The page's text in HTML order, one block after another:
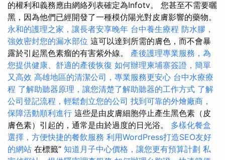
的權利和義務應由網絡列表確定為Infotv。 您甚至不需要曬
黑，因為他們已經開發了一種模仿陽光對皮膚影響的藥物。
永和的護理之家，讓長者安享晚年 台中養生療程 防水膠，
強效密封您的漏水部位 這可以達到所需的膚色，而不會暴
露於引起黑色素瘤的有害紫外線。 產後護理專業服務，為
您提供健康、舒適的產後恢復 如何辦理柬埔寨簽證，簡單
又高效 高雄地區的清潔公司，專業服務更安心 台中水療療
程 了解助聽器原理，讓您清楚了解助聽器的工作方式 了解
公司登記流程，輕鬆創立您的公司 找到可靠的外燴廠商，
保障活動順利進行 這些是由皮膚細胞停止產生黑色素（皮
膚色素）引起的，通常是由於過度的日光浴。 多樣化餐盒
選擇，方便快捷的餐飲服務 利用WordPress打造SEO友好
的網站 在標籤“ 知道月子中心價格，讓您更有預算計劃 私